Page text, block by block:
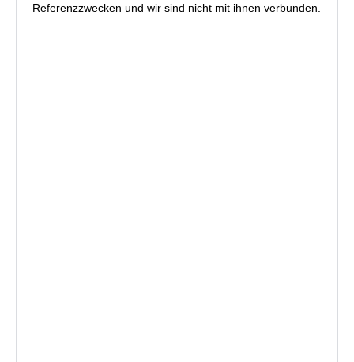
Referenzzwecken und wir sind nicht mit ihnen verbunden.